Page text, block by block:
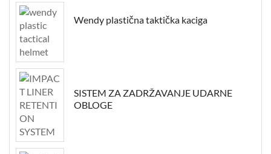
Wendy plastična taktička kaciga
SISTEM ZA ZADRŽAVANJE UDARNE
OBLOGE